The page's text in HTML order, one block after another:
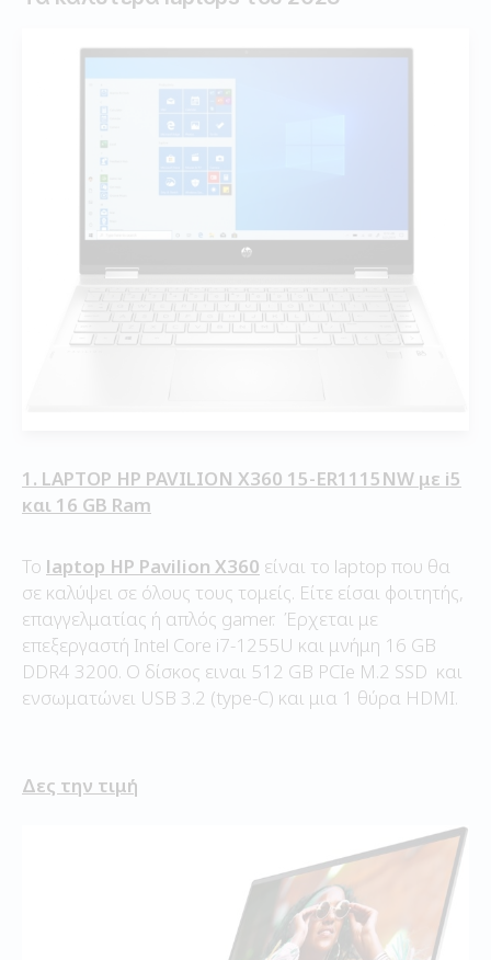
1. LAPTOP HP PAVILION X360 15-ER1115NW με i5
και 16 GB Ram
Το laptop HP Pavilion X360 είναι το laptop που θα
σε καλύψει σε όλους τους τομείς. Είτε είσαι φοιτητής,
επαγγελματίας ή απλός gamer. Έρχεται με
επεξεργαστή Intel Core i7-1255U και μνήμη 16 GB
DDR4 3200. Ο δίσκος ειναι 512 GB PCIe M.2 SSD και
ενσωματώνει USB 3.2 (type-C) και μια 1 θύρα HDMI.
Δες την τιμή